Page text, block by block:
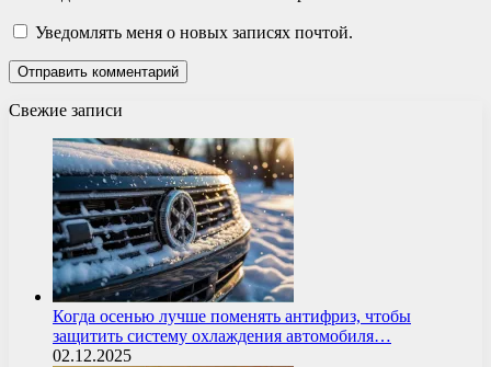
Уведомлять меня о новых записях почтой.
Свежие записи
Когда осенью лучше поменять антифриз, чтобы
защитить систему охлаждения автомобиля…
02.12.2025